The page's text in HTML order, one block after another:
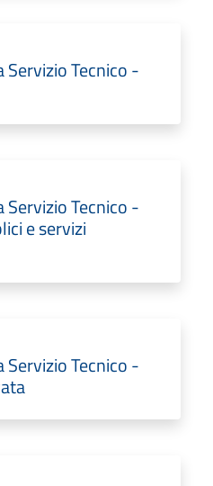
Servizio Tecnico -
Servizio Tecnico -
e servizi
Servizio Tecnico -